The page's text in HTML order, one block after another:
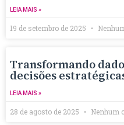
LEIA MAIS »
19 de setembro de 2025
Transformando
decisões
LEIA MAIS »
28 de agosto de 2025 Nenhum